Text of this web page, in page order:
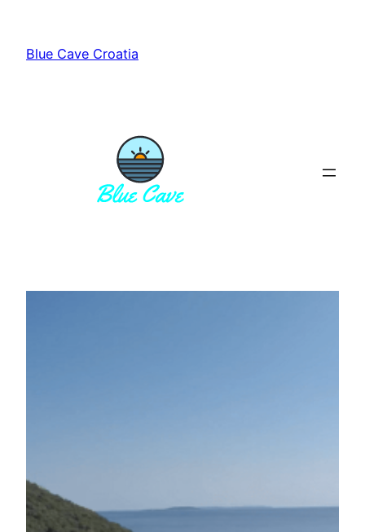
contenuto
Blue Cave Croatia